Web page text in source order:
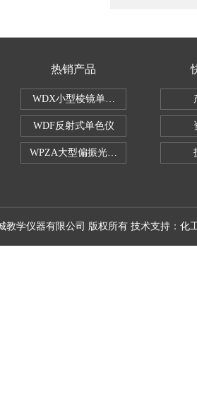
热销产品
WDX小型棱镜单色仪
WDF反射式单色仪
WPZA大型偏振光演示仪
教学仪器有限公司 版权所有 技术支持： 化